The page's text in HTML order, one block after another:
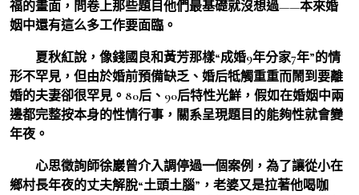
福的畫面，問卷上那些題目他們最基礎就沒想過——本來婚
姻中還有這么多工作要面臨。
夏秋紅說，像錢國良和黃芳那樣“成婚9年分家7年”的情
形不罕見，但由於婚前預備缺乏、婚后牴觸重重而鬧到要離
婚的夫妻卻很罕見。80后、90后特性光鮮，假如在婚姻中兩
邊都完整按本身的性情行事，關系呈現題目的能夠性就會變
年夜。
心思徵詢師徐巖曾介入調停過一個案例，為了讓從小在
鄉村長年夜的丈夫解脫“土頭土腦”，老婆又是拉著他喝咖